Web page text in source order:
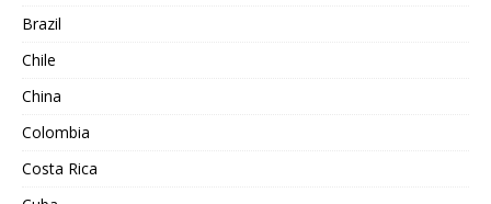
Brazil
Chile
China
Colombia
Costa Rica